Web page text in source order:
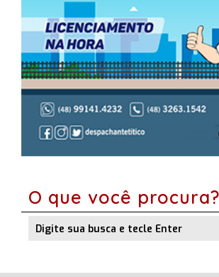
O que você procura?